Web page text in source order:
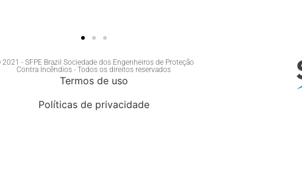
- SFPE Brazil Sociedade dos Engenheiros de Proteção
Contra Incêndios - Todos os direitos reservados
Termos de uso
Políticas de privacidade